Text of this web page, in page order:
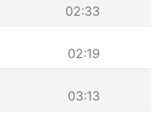
02:33
02:19
03:13